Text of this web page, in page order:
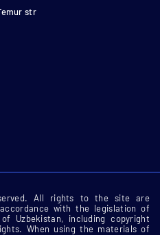
str
All rights to the site are
with the legislation of
Uzbekistan, including copyright
When using the materials of